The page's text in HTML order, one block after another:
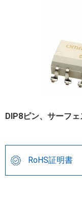
DIP8ピン、サーフ
RoHS証明書